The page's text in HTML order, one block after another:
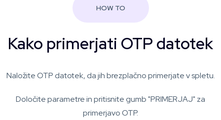
HOW TO
Kako primerjati OTP datotek
Naložite OTP datotek, da jih brezplačno primerjate v spletu.
Določite parametre in pritisnite gumb "PRIMERJAJ" za
primerjavo OTP.